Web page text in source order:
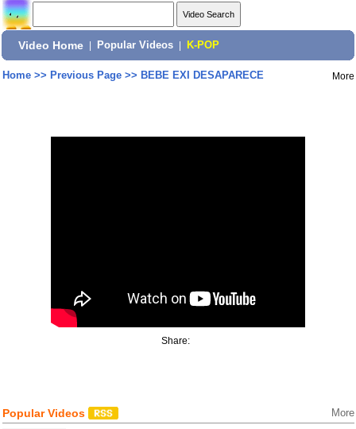
Video Home Popular Videos K-POP
Home>> Previous Page>> BEBE EXI DESAPARECE More
Share:
Popular Videos More